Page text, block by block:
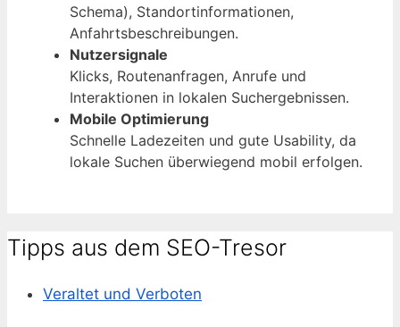
Schema), Standortinformationen,
Anfahrtsbeschreibungen.
Nutzersignale
Klicks, Routenanfragen, Anrufe und
Interaktionen in lokalen Suchergebnissen.
Mobile Optimierung
Schnelle Ladezeiten und gute Usability, da
lokale Suchen überwiegend mobil erfolgen.
Tipps aus dem SEO-Tresor
Veraltet und Verboten